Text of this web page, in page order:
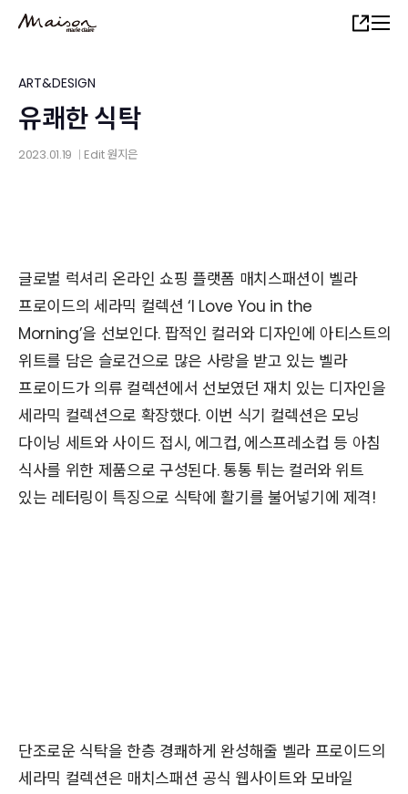
content
Share
ART&DESIGN
유쾌한 식탁
2023.01.19 Edit원지은
글로벌 럭셔리 온라인 쇼핑 플랫폼 매치스패션이 벨라
프로이드의 세라믹 컬렉션 ‘I Love You in the
Morning’을 선보인다. 팝적인 컬러와 디자인에 아티스트의
위트를 담은 슬로건으로 많은 사랑을 받고 있는 벨라
프로이드가 의류 컬렉션에서 선보였던 재치 있는 디자인을
세라믹 컬렉션으로 확장했다. 이번 식기 컬렉션은 모닝
다이닝 세트와 사이드 접시, 에그컵, 에스프레소컵 등 아침
식사를 위한 제품으로 구성된다. 통통 튀는 컬러와 위트
있는 레터링이 특징으로 식탁에 활기를 불어넣기에 제격!
단조로운 식탁을 한층 경쾌하게 완성해줄 벨라 프로이드의
세라믹 컬렉션은 매치스패션 공식 웹사이트와 모바일